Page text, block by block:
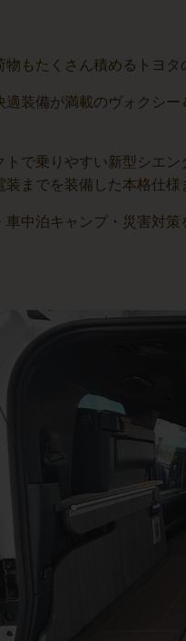
物もたくさん積めるトヨ
適装備が満載のヴォクシ
トで乗りやすい新型シエ
装までを装備した本格仕
車中泊キャンプ・災害対